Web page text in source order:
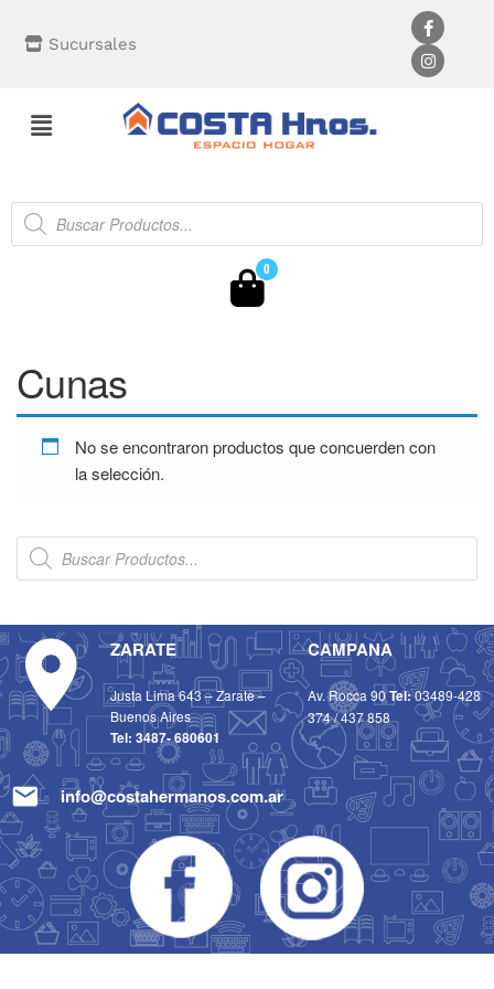
Sucursales
0
Cunas
No se encontraron productos que concuerden con
la selección.
ZARATE
Justa Lima 643 – Zarate –
Buenos Aires
Tel: 3487- 680601
CAMPANA
Av. Rocca 90Tel:03489-428
374/437 858
info@costahermanos.com.ar